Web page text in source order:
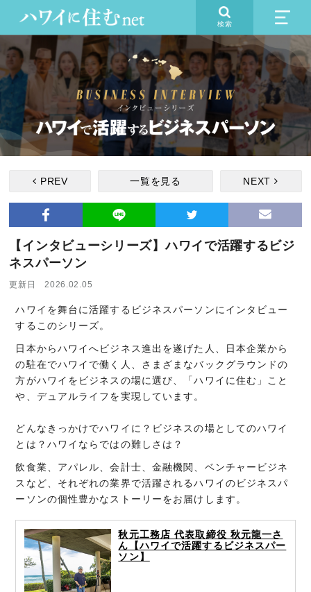
検索
PREV 一覧を見る NEXT
【インタビューシリーズ】ハワイで活躍するビジ
ネスパーソン
更新日 2026.02.05
ハワイを舞台に活躍するビジネスパーソンにインタビュー
するこのシリーズ。
日本からハワイへビジネス進出を遂げた人、日本企業から
の駐在でハワイで働く人、さまざまなバックグラウンドの
方がハワイをビジネスの場に選び、「ハワイに住む」こと
や、デュアルライフを実現しています。
どんなきっかけでハワイに？ビジネスの場としてのハワイ
とは？ハワイならではの難しさは？
飲食業、アパレル、会計士、金融機関、ベンチャービジネ
スなど、それぞれの業界で活躍されるハワイのビジネスパ
ーソンの個性豊かなストーリーをお届けします。
秋元工務店 代表取締役 秋元龍一さ
ん【ハワイで活躍するビジネスパー
ソン】